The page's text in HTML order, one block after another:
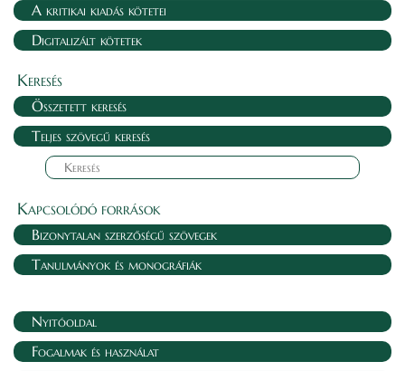
A kritikai kiadás kötetei
Digitalizált kötetek
Keresés
Összetett keresés
Teljes szövegű keresés
Kapcsolódó források
Bizonytalan szerzőségű szövegek
Tanulmányok és monográfiák
Nyitóoldal
Fogalmak és használat